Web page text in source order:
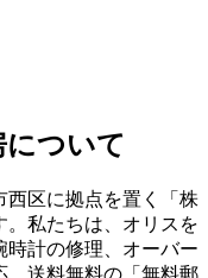
ついて
西区に拠点を置く「株
私たちは、オリスを
時計の修理、オーバー
、送料無料の「無料郵